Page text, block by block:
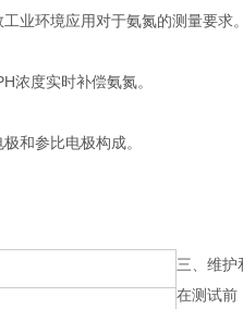
业环境应用对于氨氮的测量要求。
浓度实时补偿氨氮。
和参比电极构成。
三、维护
在测试前